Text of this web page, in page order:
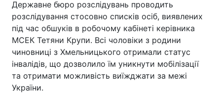
Державне бюро розслідувань проводить
розслідування стосовно списків осіб, виявлених
під час обшуків в робочому кабінеті керівника
МСЕК Тетяни Крупи. Всі чоловіки з родини
чиновниці з Хмельницького отримали статус
інвалідів, що дозволило їм уникнути мобілізації
та отримати можливість виїжджати за межі
України.